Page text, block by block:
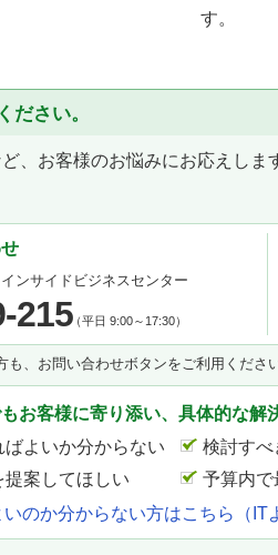
す。
ださい。
、お客様のお悩みにお応えしま
ンサイドビジネスセンター
215（平日 9:00～17:30）
も、お問い合わせボタンをご利用ください
お客様に寄り添い、具体的な解
よいか分からない
検討すべ
提案してほしい
予算内で
のか分からない方はこちら（IT